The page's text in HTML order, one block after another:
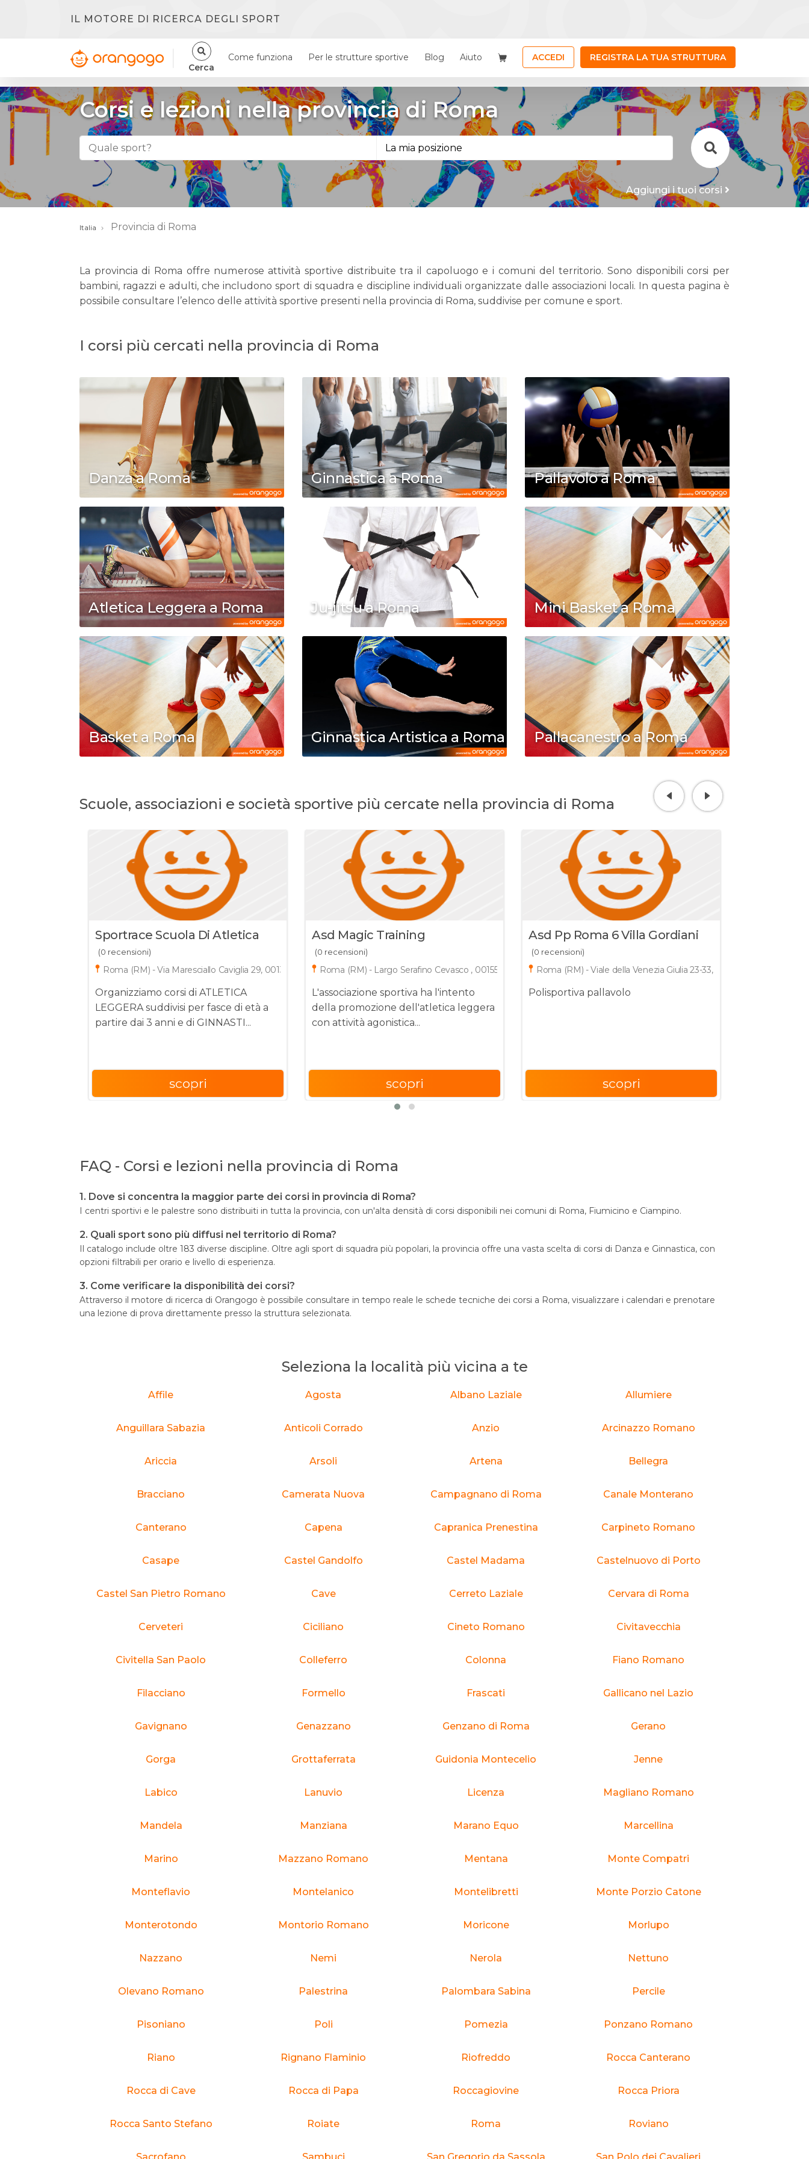
IL MOTORE DI RICERCA DEGLI SPORT
Cerca
Come funziona Per le strutture sportive Blog Aiuto ACCEDI REGISTRA LA TUA STRUTTURA
Corsi e lezioni nella provincia di Roma
Aggiungi i tuoi corsi
Italia Provincia di Roma
La provincia di Roma offre numerose attività sportive distribuite tra il capoluogo e i comuni del territorio. Sono disponibili corsi per
bambini, ragazzi e adulti, che includono sport di squadra e discipline individuali organizzate dalle associazioni locali. In questa pagina è
possibile consultare l’elenco delle attività sportive presenti nella provincia di Roma, suddivise per comune e sport.
I corsi più cercati nella provincia di Roma
Danza a Roma Ginnastica a Roma Pallavolo a Roma
Atletica Leggera a Roma Ju-jitsu a Roma Mini Basket a Roma
Basket a Roma Ginnastica Artistica a Roma Pallacanestro a Roma
Scuole, associazioni e società sportive più cercate nella provincia di Roma
Sportrace Scuola Di Atletica
(0 recensioni)
Roma (RM) - Via Maresciallo Caviglia 29, 00135
Organizziamo corsi di ATLETICA
LEGGERA suddivisi per fasce di età a
partire dai 3 anni e di GINNASTI...
scopri
Asd Magic Training
(0 recensioni)
Roma (RM) - Largo Serafino Cevasco , 00155
L'associazione sportiva ha l'intento
della promozione dell'atletica leggera
con attività agonistica...
scopri
Asd Pp Roma 6 Villa Gordiani
(0 recensioni)
Roma (RM) - Viale della Venezia Giulia 23-33, 00177
Polisportiva pallavolo
scopri
FAQ - Corsi e lezioni nella provincia di Roma
1. Dove si concentra la maggior parte dei corsi in provincia di Roma?
I centri sportivi e le palestre sono distribuiti in tutta la provincia, con un'alta densità di corsi disponibili nei comuni di Roma, Fiumicino e Ciampino.
2. Quali sport sono più diffusi nel territorio di Roma?
Il catalogo include oltre 183 diverse discipline. Oltre agli sport di squadra più popolari, la provincia offre una vasta scelta di corsi di Danza e Ginnastica, con
opzioni filtrabili per orario e livello di esperienza.
3. Come verificare la disponibilità dei corsi?
Attraverso il motore di ricerca di Orangogo è possibile consultare in tempo reale le schede tecniche dei corsi a Roma, visualizzare i calendari e prenotare
una lezione di prova direttamente presso la struttura selezionata.
Seleziona la località più vicina a te
Affile Agosta Albano Laziale Allumiere
Anguillara Sabazia Anticoli Corrado Anzio Arcinazzo Romano
Ariccia Arsoli Artena Bellegra
Bracciano Camerata Nuova Campagnano di Roma Canale Monterano
Canterano Capena Capranica Prenestina Carpineto Romano
Casape Castel Gandolfo Castel Madama Castelnuovo di Porto
Castel San Pietro Romano Cave Cerreto Laziale Cervara di Roma
Cerveteri Ciciliano Cineto Romano Civitavecchia
Civitella San Paolo Colleferro Colonna Fiano Romano
Filacciano Formello Frascati Gallicano nel Lazio
Gavignano Genazzano Genzano di Roma Gerano
Gorga Grottaferrata Guidonia Montecelio Jenne
Labico Lanuvio Licenza Magliano Romano
Mandela Manziana Marano Equo Marcellina
Marino Mazzano Romano Mentana Monte Compatri
Monteflavio Montelanico Montelibretti Monte Porzio Catone
Monterotondo Montorio Romano Moricone Morlupo
Nazzano Nemi Nerola Nettuno
Olevano Romano Palestrina Palombara Sabina Percile
Pisoniano Poli Pomezia Ponzano Romano
Riano Rignano Flaminio Riofreddo Rocca Canterano
Rocca di Cave Rocca di Papa Roccagiovine Rocca Priora
Rocca Santo Stefano Roiate Roma Roviano